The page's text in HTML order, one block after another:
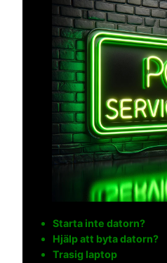
Starta inte datorn?
Hjälp att byta datorn?
Trasig laptop